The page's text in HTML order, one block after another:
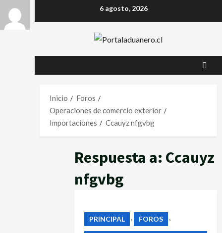
al
6 agosto, 2026
Inicio
Foros
Operaciones de comercio exterior
Importaciones
Ccauyz nfgvbg
Respuesta a: Ccauyz
nfgvbg
PRINCIPAL › FOROS ›